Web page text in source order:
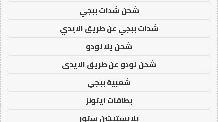
شحن شدات ببجي
شدات ببجي عن طريق الايدي
شحن يلا لودو
شحن لودو عن طريق الايدي
شعبية ببجي
بطاقات ايتونز
بلايستيشن ستور